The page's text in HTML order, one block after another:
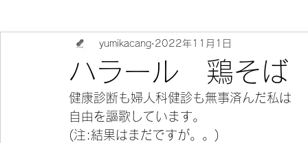
食いしん坊 blog お料理・memasak
今宵の一冊
ハラール 鶏そば
yumikacang 2022年11月1日
健康診断も婦人科健診も無事済んだ私は
自由を謳歌しています。
(注:結果はまだですが。。)